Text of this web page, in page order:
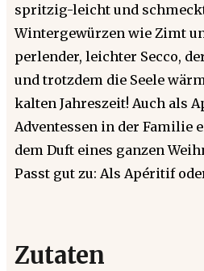
spritzig-leicht und
Wintergewürzen wie Zimt
perlender, leichter Secco,
und trotzdem die Seele
kalten Jahreszeit! Auch als
Adventessen in der Familie
dem Duft eines ganzen
Passt gut zu: Als Apéritif
Zutaten